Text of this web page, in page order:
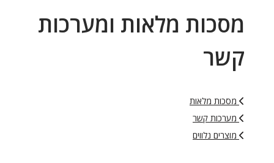
מסכות מלאות ומערכות
קשר
מסכות מלאות
מערכות קשר
מוצרים נלווים